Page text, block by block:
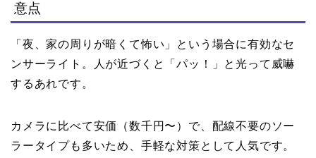
意点
「夜、家の周りが暗くて怖い」という場合に有効なセ
ンサーライト。人が近づくと「パッ！」と光って威嚇
するあれです。
カメラに比べて安価（数千円〜）で、配線不要のソー
ラータイプも多いため、手軽な対策として人気です。